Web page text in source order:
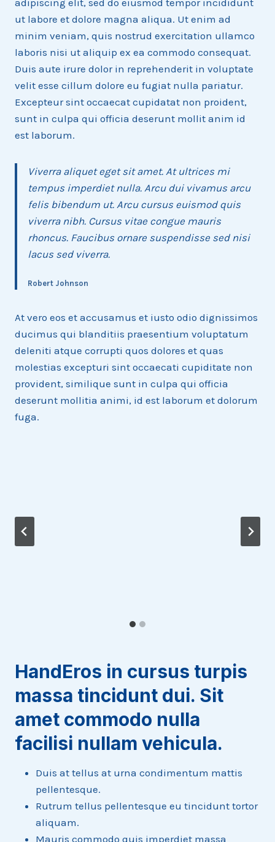
ut labore et dolore magna aliqua. Ut enim ad
minim veniam, quis nostrud exercitation ullamco
laboris nisi ut aliquip ex ea commodo consequat.
Duis aute irure dolor in reprehenderit in voluptate
velit esse cillum dolore eu fugiat nulla pariatur.
Excepteur sint occaecat cupidatat non proident,
sunt in culpa qui officia deserunt mollit anim id
est laborum.
Viverra aliquet eget sit amet. At ultrices mi
tempus imperdiet nulla. Arcu dui vivamus arcu
felis bibendum ut. Arcu cursus euismod quis
viverra nibh. Cursus vitae congue mauris
rhoncus. Faucibus ornare suspendisse sed nisi
lacus sed viverra.
Robert Johnson
At vero eos et accusamus et iusto odio dignissimos
ducimus qui blanditiis praesentium voluptatum
deleniti atque corrupti quos dolores et quas
molestias excepturi sint occaecati cupiditate non
provident, similique sunt in culpa qui officia
deserunt mollitia animi, id est laborum et dolorum
fuga.
HandEros in cursus turpis
massa tincidunt dui. Sit
amet commodo nulla
facilisi nullam vehicula.
Duis at tellus at urna condimentum mattis
pellentesque.
Rutrum tellus pellentesque eu tincidunt tortor
aliquam.
Mauris commodo quis imperdiet massa